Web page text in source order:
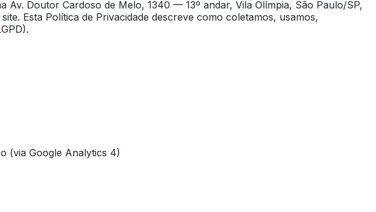
Doutor Cardoso de Melo, 1340 — 13º andar, Vila Olímpia, São Paulo/SP,
Esta Política de Privacidade descreve como coletamos, usamos,
(via Google Analytics 4)